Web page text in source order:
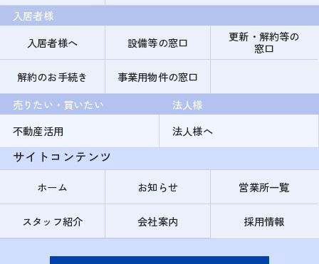
入居者様
入居者様へ
設備等の窓口
更新・解約等の
窓口
解約のお手続き
事業用物件の窓口
売りたい・買いたい
不動産活用
法人様
法人様へ
サイトコンテンツ
ホーム お知らせ 営業所一覧
スタッフ紹介 会社案内 採用情報